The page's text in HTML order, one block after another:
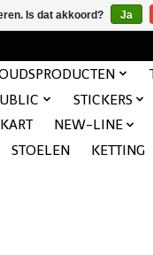
STICKERS
NEW-LINE
STOELEN KETTING
Is dat akkoord? Ja